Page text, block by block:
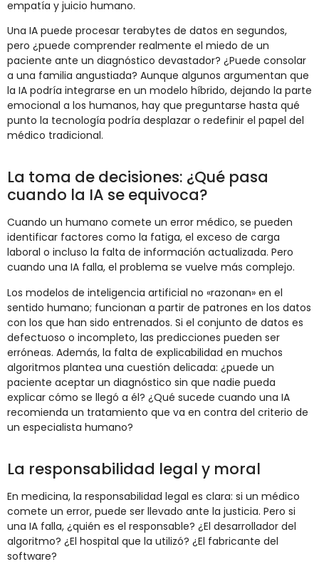
empatía y juicio humano.
Una IA puede procesar terabytes de datos en segundos,
pero ¿puede comprender realmente el miedo de un
paciente ante un diagnóstico devastador? ¿Puede consolar
a una familia angustiada? Aunque algunos argumentan que
la IA podría integrarse en un modelo híbrido, dejando la parte
emocional a los humanos, hay que preguntarse hasta qué
punto la tecnología podría desplazar o redefinir el papel del
médico tradicional.
La toma de decisiones: ¿Qué pasa
cuando la IA se equivoca?
Cuando un humano comete un error médico, se pueden
identificar factores como la fatiga, el exceso de carga
laboral o incluso la falta de información actualizada. Pero
cuando una IA falla, el problema se vuelve más complejo.
Los modelos de inteligencia artificial no «razonan» en el
sentido humano; funcionan a partir de patrones en los datos
con los que han sido entrenados. Si el conjunto de datos es
defectuoso o incompleto, las predicciones pueden ser
erróneas. Además, la falta de explicabilidad en muchos
algoritmos plantea una cuestión delicada: ¿puede un
paciente aceptar un diagnóstico sin que nadie pueda
explicar cómo se llegó a él? ¿Qué sucede cuando una IA
recomienda un tratamiento que va en contra del criterio de
un especialista humano?
La responsabilidad legal y moral
En medicina, la responsabilidad legal es clara: si un médico
comete un error, puede ser llevado ante la justicia. Pero si
una IA falla, ¿quién es el responsable? ¿El desarrollador del
algoritmo? ¿El hospital que la utilizó? ¿El fabricante del
software?